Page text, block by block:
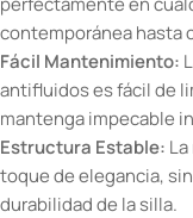
contemporánea hasta
Fácil Mantenimiento:
antifluidos es fácil de
mantenga impecable
Estructura Estable:
toque de elegancia,
durabilidad de la silla.